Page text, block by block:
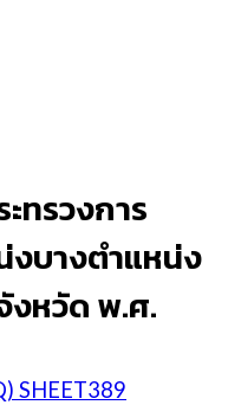
SHEET389
ทรวงการ
บางตำแหน่ง
งหวัด พ.ศ.